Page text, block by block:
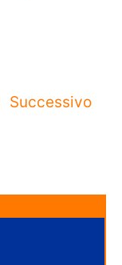
Successivo